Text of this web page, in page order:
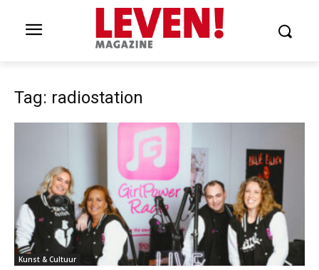
Tag: radiostation
Kunst & Cultuur